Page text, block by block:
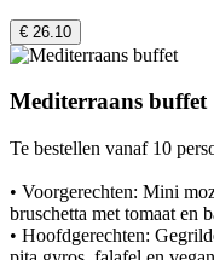
€ 26.10
Mediterraans buffet
Te bestellen vanaf 10
• Voorgerechten: Mini
bruschetta met tomaat en
• Hoofdgerechten: